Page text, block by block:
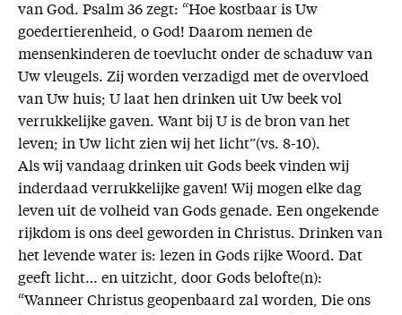
van God. Psalm 36 zegt: “Hoe kostbaar is Uw
goedertierenheid, o God! Daarom nemen de
mensenkinderen de toevlucht onder de schaduw van
Uw vleugels. Zij worden verzadigd met de overvloed
van Uw huis; U laat hen drinken uit Uw beek vol
verrukkelijke gaven. Want bij U is de bron van het
leven; in Uw licht zien wij het licht”(vs. 8-10).
Als wij vandaag drinken uit Gods beek vinden wij
inderdaad verrukkelijke gaven! Wij mogen elke dag
leven uit de volheid van Gods genade. Een ongekende
rijkdom is ons deel geworden in Christus. Drinken van
het levende water is: lezen in Gods rijke Woord. Dat
geeft licht… en uitzicht, door Gods belofte(n):
“Wanneer Christus geopenbaard zal worden, Die ons